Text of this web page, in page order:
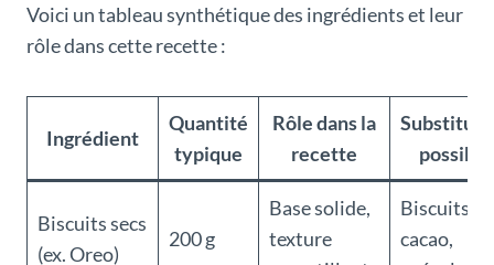
Voici un tableau synthétique des ingrédients et leur
rôle dans cette recette :
Ingrédient
Quantité
typique
Rôle dans la
recette
possible
Biscuits secs
(ex. Oreo)
200 g
Base solide,
texture
Biscuits au
cacao,